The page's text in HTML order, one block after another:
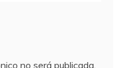
no será publicada.